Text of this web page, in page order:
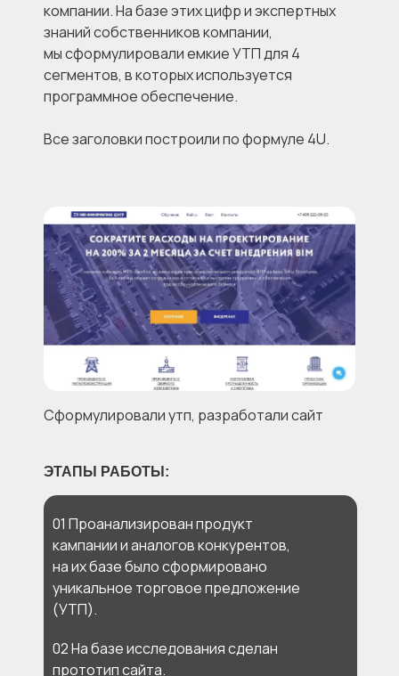
компании. На базе этих цифр и экспертных
знаний собственников компании,
мы сформулировали емкие УТП для 4
сегментов, в которых используется
программное обеспечение.
Все заголовки построили по формуле 4U.
Сформулировали утп, разработали сайт
02 На базе исследования сделан
прототип сайта.
01 Проанализирован продукт
кампании и аналогов конкурентов,
на их базе было сформировано
уникальное торговое предложение
(УТП).
ЭТАПЫ РАБОТЫ: